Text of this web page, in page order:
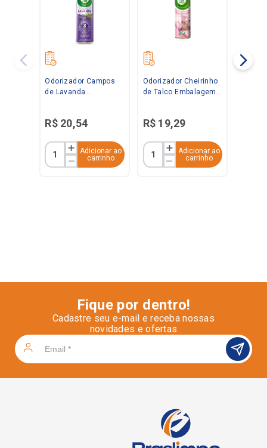
Odorizador Campos
de Lavanda
Bom Ar
R$ 20,54
Adicionar ao
carrinho
Odorizador Cheirinho
de Talco Embalagem
R$ 19,29
Adicionar ao
carrinho
Fique por dentro!
Cadastre seu e-mail e receba nossas
novidades e ofertas